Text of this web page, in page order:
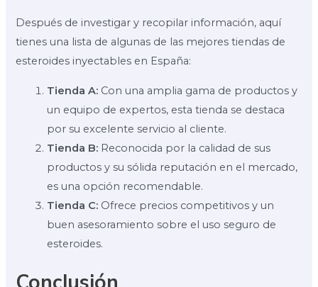
Después de investigar y recopilar información, aquí
tienes una lista de algunas de las mejores tiendas de
esteroides inyectables en España:
Tienda A: Con una amplia gama de productos y
un equipo de expertos, esta tienda se destaca
por su excelente servicio al cliente.
Tienda B: Reconocida por la calidad de sus
productos y su sólida reputación en el mercado,
es una opción recomendable.
Tienda C: Ofrece precios competitivos y un
buen asesoramiento sobre el uso seguro de
esteroides.
Conclusión